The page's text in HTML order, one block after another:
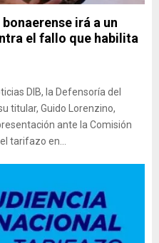
irá a un
el fallo que habilita
DIB, la Defensoría del
titular, Guido Lorenzino,
ante la Comisión
tarifazo en...